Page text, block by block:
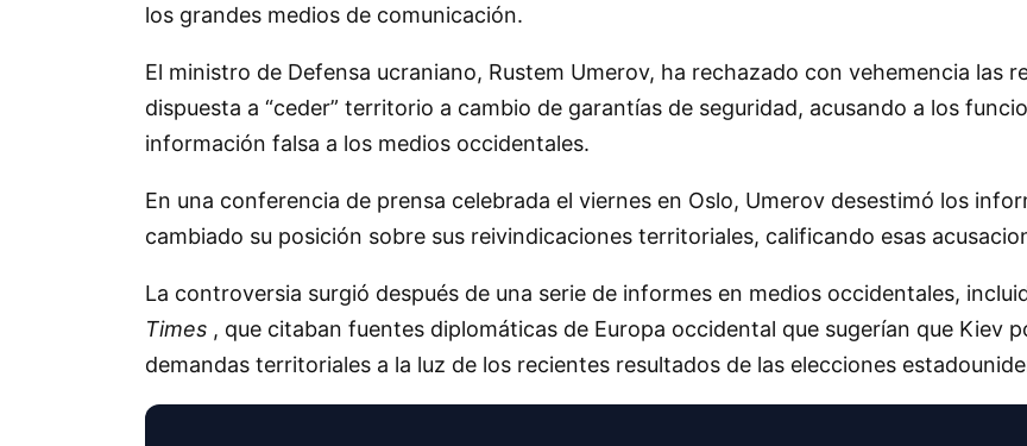
los grandes medios de comunicación.
El ministro de Defensa ucraniano, Rustem Umerov, ha rechazado con vehemencia las
dispuesta a “ceder” territorio a cambio de garantías de seguridad, acusando a los
información falsa a los medios occidentales.
En una conferencia de prensa celebrada el viernes en Oslo, Umerov desestimó los
cambiado su posición sobre sus reivindicaciones territoriales, calificando esas
La controversia surgió después de una serie de informes en medios occidentales,
Times , que citaban fuentes diplomáticas de Europa occidental que sugerían que Kiev
demandas territoriales a la luz de los recientes resultados de las elecciones